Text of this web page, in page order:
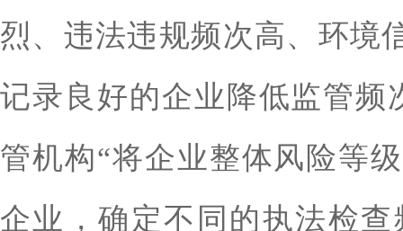
烈、违法违规频次高、环境
记录良好的企业降低监管频
管机构“将企业整体风险等
企业，确定不同的执法检